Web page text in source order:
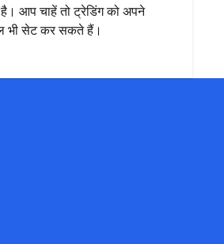
है। आप चाहें तो ट्रेडिंग को अपने
भी सेट कर सकते हैं।